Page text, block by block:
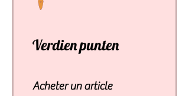
Verdien punten
Acheter un article